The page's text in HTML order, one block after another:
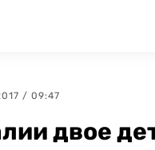
/ 09:47
двое